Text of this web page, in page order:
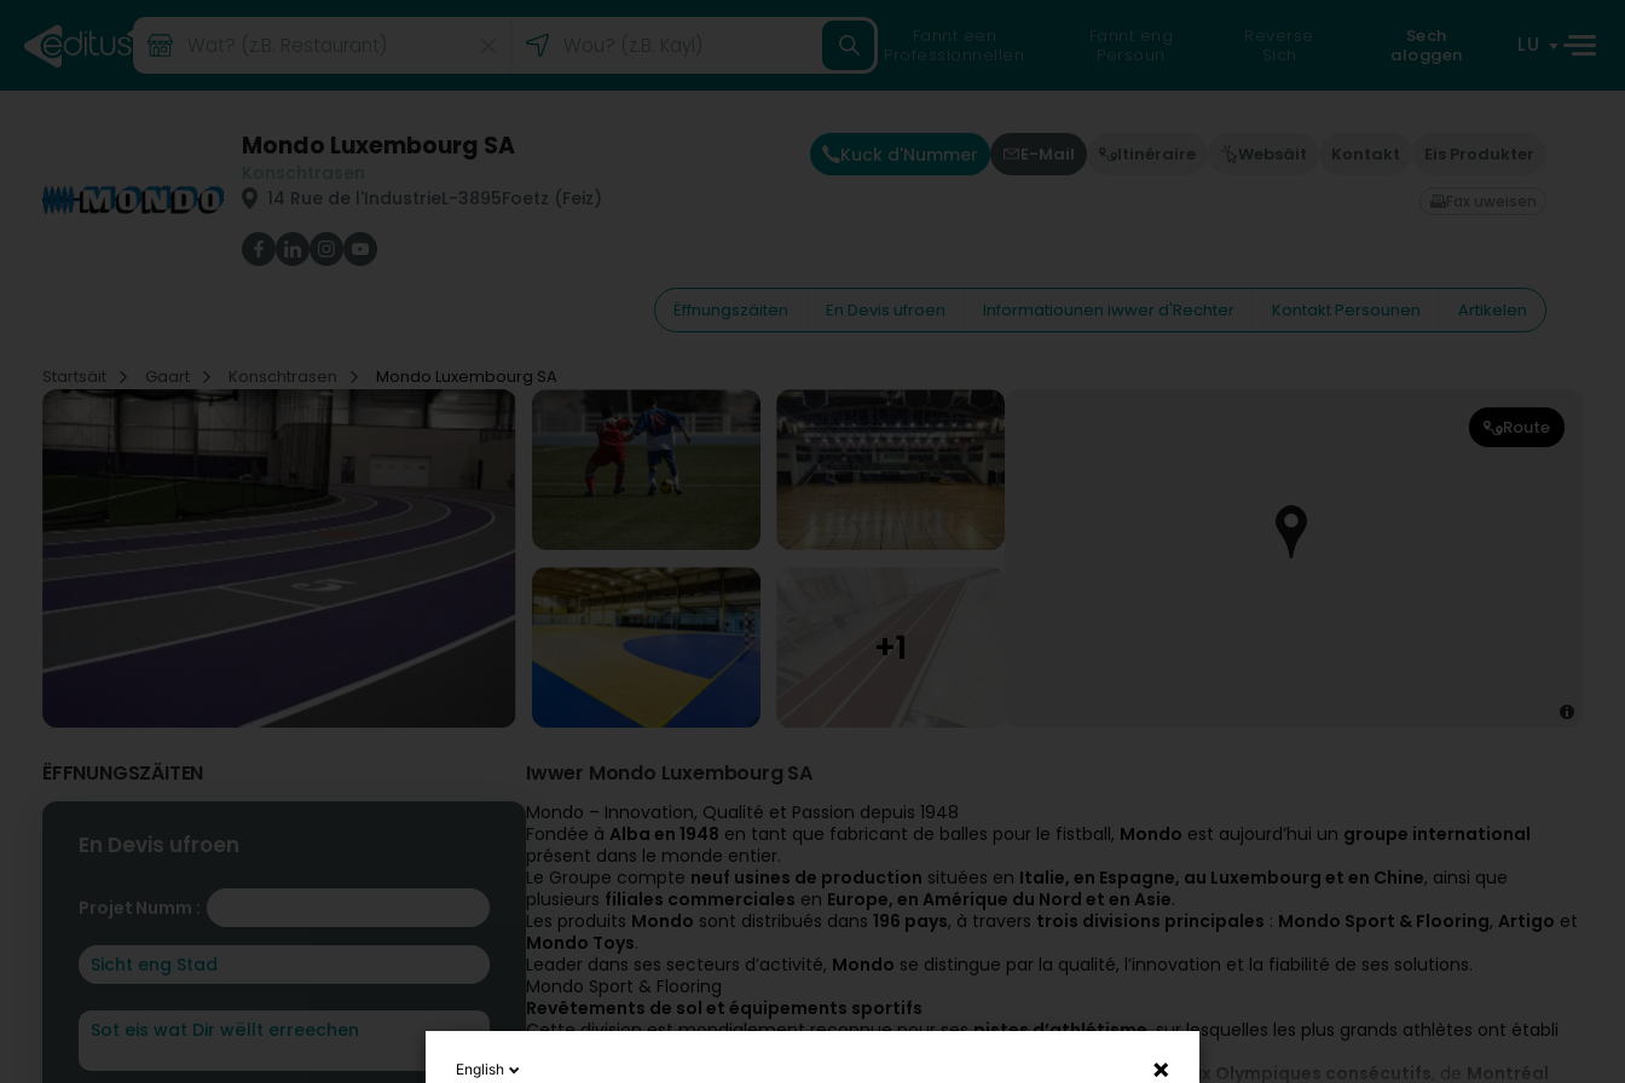
Fannt een
Professionnellen
Fannt eng
Persoun
Reverse
Sich
Sech
aloggen
LU
Mondo Luxembourg SA
14 Rue de l'IndustrieL-3895Foetz (Feiz)
Kuck d'Nummer E-Mail Itinéraire Websäit Kontakt Eis Produkter
Fax uweisen
Ëffnungszäiten En Devis ufroen Informatiounen iwwer d'Rechter Kontakt Persounen Artikelen
Startsäit Gaart Konschtrasen Mondo Luxembourg SA
Route
ËFFNUNGSZÄITEN
En Devis ufroen
Projet Numm :
Iwwer Mondo Luxembourg SA
Mondo – Innovation, Qualité et Passion depuis 1948
Fondée à Alba en 1948 en tant que fabricant de balles pour le fistball, Mondo est aujourd’hui un groupe international
présent dans le monde entier.
Le Groupe compte neuf usines de production situées en Italie, en Espagne, au Luxembourg et en Chine, ainsi que
plusieurs filiales commerciales en Europe, en Amérique du Nord et en Asie.
Les produits Mondo sont distribués dans 196 pays, à travers trois divisions principales : Mondo Sport & Flooring, Artigo et
Mondo Toys.
Leader dans ses secteurs d’activité, Mondo se distingue par la qualité, l’innovation et la fiabilité de ses solutions.
Mondo Sport & Flooring
Revêtements de sol et équipements sportifs
Cette division est mondialement reconnue pour sespistes d’athlétisme, sur lesquelles les plus grands athlètes ont établi
Mondo a fourni les pistes et assuré l’assistance technique et logistique de11 Jeux Olympiques consécutifs , de Montréal
English